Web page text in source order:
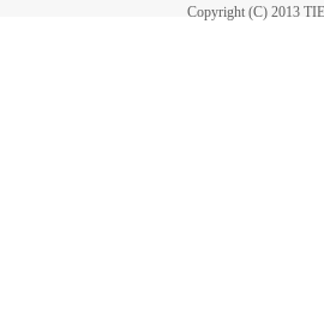
Copyright (C) 2013